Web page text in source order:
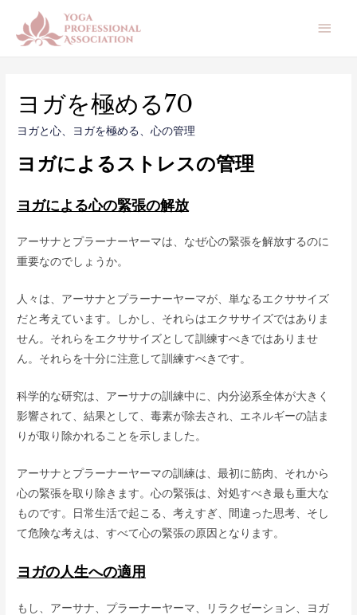
メ
ヨガを極める70
ヨガと心、 ヨガを極める、心の管理
ヨガによるストレスの管理
ヨガによる心の緊張の解放
アーサナとプラーナーヤーマは、なぜ心の緊張を解放するのに
重要なのでしょうか。
人々は、アーサナとプラーナーヤーマが、単なるエクササイズ
だと考えています。しかし、それらはエクササイズではありま
せん。それらをエクササイズとして訓練すべきではありませ
ん。それらを十分に注意して訓練すべきです。
科学的な研究は、アーサナの訓練中に、内分泌系全体が大きく
影響されて、結果として、毒素が除去され、エネルギーの詰ま
りが取り除かれることを示しました。
アーサナとプラーナーヤーマの訓練は、最初に筋肉、それから
心の緊張を取り除きます。心の緊張は、対処すべき最も重大な
ものです。日常生活で起こる、考えすぎ、間違った思考、そし
て危険な考えは、すべて心の緊張の原因となります。
ヨガの人生への適用
もし、アーサナ、プラーナーヤーマ、リラクゼーション、ヨガ